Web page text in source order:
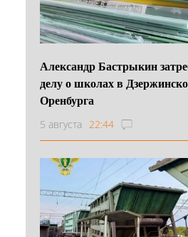
Александр Бастрыкин
делу о школах в
Оренбурга
5 августа 22:44